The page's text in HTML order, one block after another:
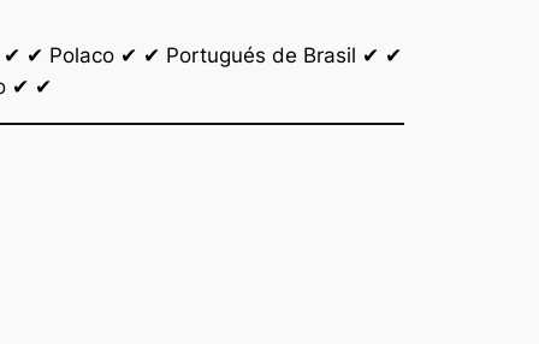
✔ Polaco ✔ ✔ Portugués de Brasil ✔ ✔
✔ ✔